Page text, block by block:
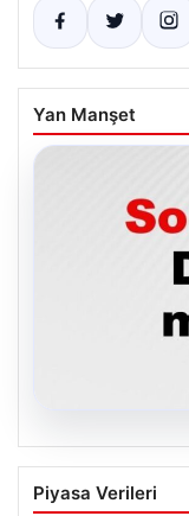
Yan Manşet
Son dakika
deprem
Piyasa Verileri